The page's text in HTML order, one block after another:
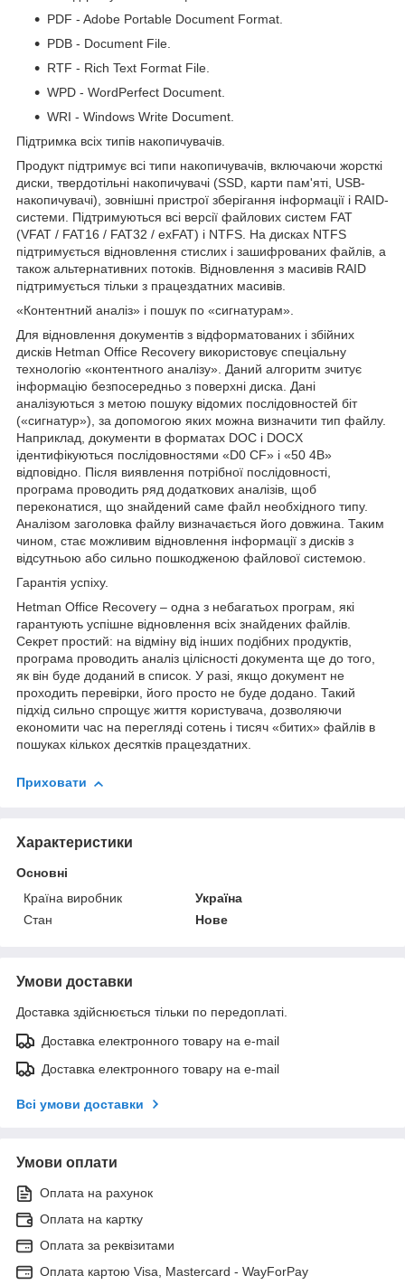
PDF - Adobe Portable Document Format.
PDB - Document File.
RTF - Rich Text Format File.
WPD - WordPerfect Document.
WRI - Windows Write Document.
Підтримка всіх типів накопичувачів.
Продукт підтримує всі типи накопичувачів, включаючи жорсткі
диски, твердотільні накопичувачі (SSD, карти пам'яті, USB-
накопичувачі), зовнішні пристрої зберігання інформації і RAID-
системи. Підтримуються всі версії файлових систем FAT
(VFAT / FAT16 / FAT32 / exFAT) і NTFS. На дисках NTFS
підтримується відновлення стислих і зашифрованих файлів, а
також альтернативних потоків. Відновлення з масивів RAID
підтримується тільки з працездатних масивів.
«Контентний аналіз» і пошук по «сигнатурам».
Для відновлення документів з відформатованих і збійних
дисків Hetman Office Recovery використовує спеціальну
технологію «контентного аналізу». Даний алгоритм зчитує
інформацію безпосередньо з поверхні диска. Дані
аналізуються з метою пошуку відомих послідовностей біт
(«сигнатур»), за допомогою яких можна визначити тип файлу.
Наприклад, документи в форматах DOC і DOCX
ідентифікуються послідовностями «D0 CF» і «50 4B»
відповідно. Після виявлення потрібної послідовності,
програма проводить ряд додаткових аналізів, щоб
переконатися, що знайдений саме файл необхідного типу.
Аналізом заголовка файлу визначається його довжина. Таким
чином, стає можливим відновлення інформації з дисків з
відсутньою або сильно пошкодженою файлової системою.
Гарантія успіху.
Hetman Office Recovery – одна з небагатьох програм, які
гарантують успішне відновлення всіх знайдених файлів.
Секрет простий: на відміну від інших подібних продуктів,
програма проводить аналіз цілісності документа ще до того,
як він буде доданий в список. У разі, якщо документ не
проходить перевірки, його просто не буде додано. Такий
підхід сильно спрощує життя користувача, дозволяючи
економити час на перегляді сотень і тисяч «битих» файлів в
пошуках кількох десятків працездатних.
Приховати
Характеристики
Основні
Країна виробник
Україна
Стан
Нове
Умови доставки
Доставка здійснюється тільки по передоплаті.
Доставка електронного товару на e-mail
Доставка електронного товару на e-mail
Всі умови доставки
Умови оплати
Оплата на рахунок
Оплата на картку
Оплата за реквізитами
Оплата картою Visa, Mastercard - WayForPay